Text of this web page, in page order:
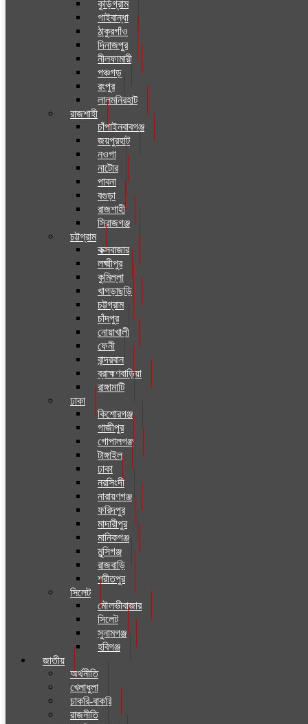
কুড়িগ্রাম
গাইবান্ধা
ঠাকুরগাঁও
দিনাজপুর
নীলফামারী
পঞ্চগড়
রংপুর
লালমনিরহাট
রাজশাহী
চাঁপাইনবাবগঞ্জ
জয়পুরহাট
নওগা
নাটোর
পাবনা
বগুড়া
রাজশাহী
সিরাজগঞ্জ
চট্টগ্রাম
কক্সবাজার
লক্ষ্মীপুর
কুমিল্লা
খাগড়াছড়ি
চট্টগ্রাম
চাঁদপুর
নোয়াখালী
ফেনী
বান্দরবান
ব্রাহ্মণবাড়িয়া
রাঙ্গামাটি
ঢাকা
কিশোরগঞ্জ
গাজীপুর
গোপালগঞ্জ
টাঙ্গাইল
ঢাকা
নরসিংদী
নারায়ণগঞ্জ
ফরিদপুর
মাদারীপুর
মানিকগঞ্জ
মুন্সিগঞ্জ
রাজবাড়ি
শরীতপুর
সিলেট
মৌলভীবাজার
সিলেট
সুনামগঞ্জ
হবিগঞ্জ
জাতীয়
অর্থনীতি
খেলাধুলা
চাকরি-বাকরি
রাজনীতি